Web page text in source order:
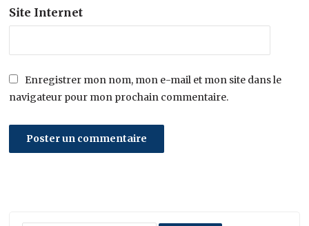
Site Internet
Enregistrer mon nom, mon e-mail et mon site dans le
navigateur pour mon prochain commentaire.